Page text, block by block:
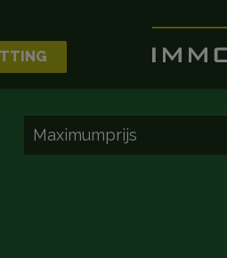
Maximumprijs